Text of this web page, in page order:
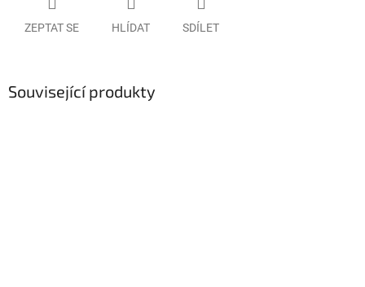
ZEPTAT SE HLÍDAT SDÍLET
Související produkty